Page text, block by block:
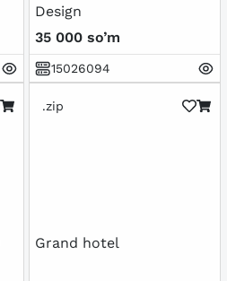
Design
35 000 so’m
15026094
.zip
Grand hotel